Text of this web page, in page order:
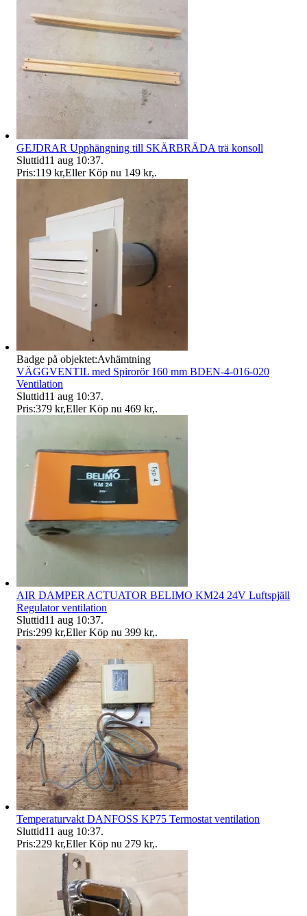
GEJDRAR Upphängning till SKÄRBRÄDA trä konsoll
Sluttid11 aug 10:37.
Pris:119 kr,Eller Köp nu 149 kr,.
Badge på objektet:Avhämtning
VÄGGVENTIL med Spirorör 160 mm BDEN-4-016-020
Ventilation
Sluttid11 aug 10:37.
Pris:379 kr,Eller Köp nu 469 kr,.
AIR DAMPER ACTUATOR BELIMO KM24 24V Luftspjäll
Regulator ventilation
Sluttid11 aug 10:37.
Pris:299 kr,Eller Köp nu 399 kr,.
Temperaturvakt DANFOSS KP75 Termostat ventilation
Sluttid11 aug 10:37.
Pris:229 kr,Eller Köp nu 279 kr,.